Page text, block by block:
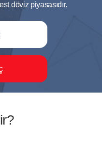
döviz piyasasıdır.